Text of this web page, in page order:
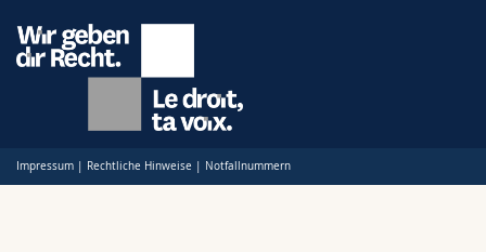
Impressum Rechtliche Hinweise Notfallnummern